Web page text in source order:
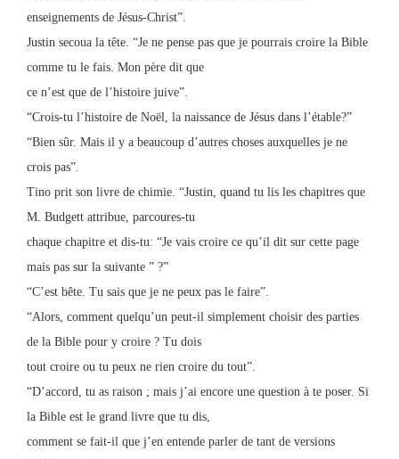
enseignements de Jésus-Christ”.
Justin secoua la tête. “Je ne pense pas que je pourrais croire la Bible
comme tu le fais. Mon père dit que
ce n’est que de l’histoire juive”.
“Crois-tu l’histoire de Noël, la naissance de Jésus dans l’étable?”
“Bien sûr. Mais il y a beaucoup d’autres choses auxquelles je ne
crois pas”.
Tino prit son livre de chimie. “Justin, quand tu lis les chapitres que
M. Budgett attribue, parcoures-tu
chaque chapitre et dis-tu: “Je vais croire ce qu’il dit sur cette page
mais pas sur la suivante ” ?”
“C’est bête. Tu sais que je ne peux pas le faire”.
“Alors, comment quelqu’un peut-il simplement choisir des parties
de la Bible pour y croire ? Tu dois
tout croire ou tu peux ne rien croire du tout”.
“D’accord, tu as raison ; mais j’ai encore une question à te poser. Si
la Bible est le grand livre que tu dis,
comment se fait-il que j’en entende parler de tant de versions